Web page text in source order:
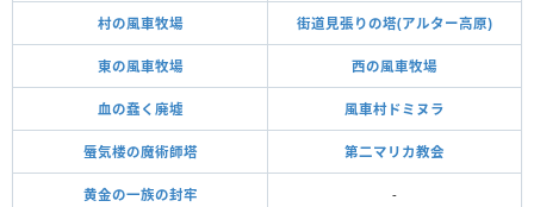
村の風車牧場 街道見張りの塔(アルター高原)
東の風車牧場 西の風車牧場
血の蠢く廃墟 風車村ドミヌラ
蜃気楼の魔術師塔 第二マリカ教会
黄金の一族の封牢 -